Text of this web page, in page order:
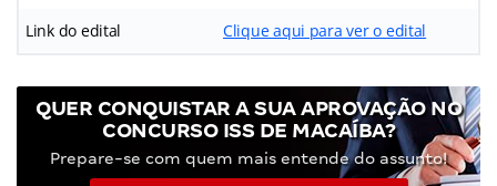
Link do edital Clique aqui para ver o edital
QUER CONQUISTAR A SUA APROVAÇÃO NO
CONCURSO ISS DE MACAÍBA?
Prepare-se com quem mais entende do assunto!